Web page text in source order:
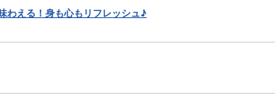
わえる！身も心もリフレッシュ♪